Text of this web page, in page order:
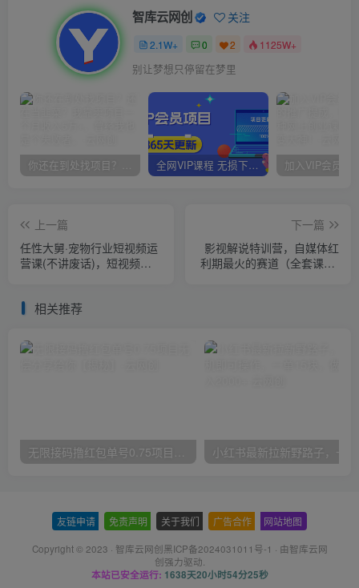
智库云网创 关注
2.1W+ 0 2 1125W+
别让梦想只停留在梦里
你还在到处找项目？还在当韭菜？我靠卖项目一个月收入5万+，曾经我也是个失败者。 全网VIP课程 无损下载~
上一篇
任性大舅·宠物行业短视频运
营课(不讲废话)，短视频流
下一篇
影视解说特训营，自媒体红
利期最火的赛道（全套课程-
相关推荐
无限接码撸红包单号0.75项目无偿分享给你【揭秘】
友链申请 免责声明 关于我们 广告合作 网站地图
Copyright © 2023 · 智库云网创黑ICP备2024031011号-1 · 由智库云网
创强力驱动.
本站已安全运行: 1638天20小时54分26秒